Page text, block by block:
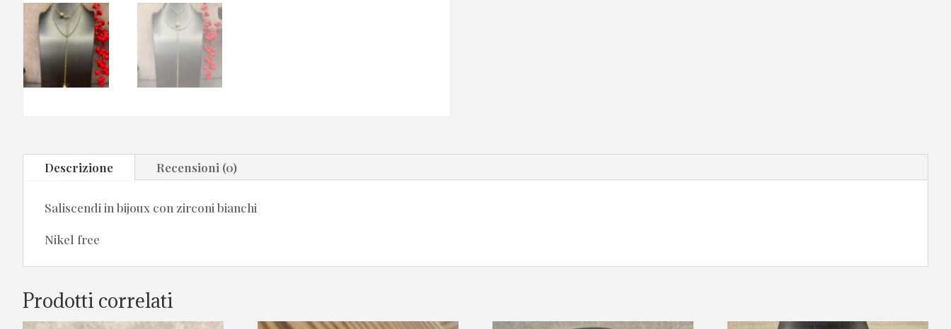
Descrizione Recensioni (0)
Saliscendi in bijoux con zirconi bianchi
Nikel free
Prodotti correlati